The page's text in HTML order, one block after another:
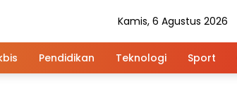
Kamis, 6 Agustus 2026
Pendidikan Teknologi Sport